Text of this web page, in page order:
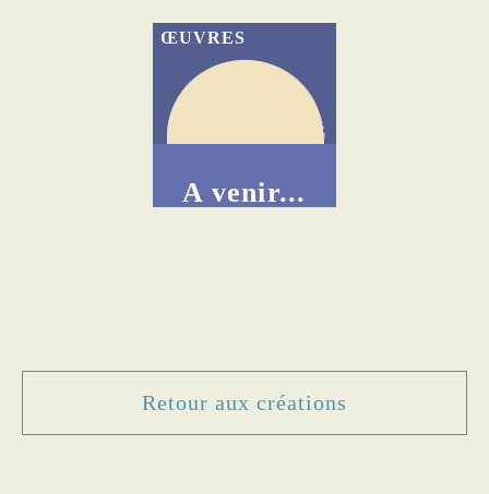
ŒUVRES
A venir...
Retour aux créations